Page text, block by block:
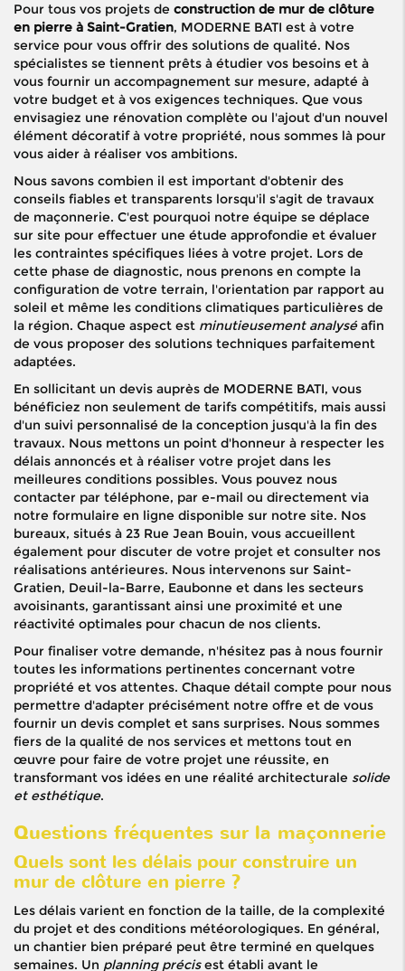
Pour tous vos projets de construction de mur de clôture
en pierre à Saint-Gratien, MODERNE BATI est à votre
service pour vous offrir des solutions de qualité. Nos
spécialistes se tiennent prêts à étudier vos besoins et à
vous fournir un accompagnement sur mesure, adapté à
votre budget et à vos exigences techniques. Que vous
envisagiez une rénovation complète ou l'ajout d'un nouvel
élément décoratif à votre propriété, nous sommes là pour
vous aider à réaliser vos ambitions.
Nous savons combien il est important d'obtenir des
conseils fiables et transparents lorsqu'il s'agit de travaux
de maçonnerie. C'est pourquoi notre équipe se déplace
sur site pour effectuer une étude approfondie et évaluer
les contraintes spécifiques liées à votre projet. Lors de
cette phase de diagnostic, nous prenons en compte la
configuration de votre terrain, l'orientation par rapport au
soleil et même les conditions climatiques particulières de
la région. Chaque aspect est minutieusement analyséafin
de vous proposer des solutions techniques parfaitement
adaptées.
En sollicitant un devis auprès de MODERNE BATI, vous
bénéficiez non seulement de tarifs compétitifs, mais aussi
d'un suivi personnalisé de la conception jusqu'à la fin des
travaux. Nous mettons un point d'honneur à respecter les
délais annoncés et à réaliser votre projet dans les
meilleures conditions possibles. Vous pouvez nous
contacter par téléphone, par e-mail ou directement via
notre formulaire en ligne disponible sur notre site. Nos
bureaux, situés à 23 Rue Jean Bouin, vous accueillent
également pour discuter de votre projet et consulter nos
réalisations antérieures. Nous intervenons sur Saint-
Gratien, Deuil-la-Barre, Eaubonne et dans les secteurs
avoisinants, garantissant ainsi une proximité et une
réactivité optimales pour chacun de nos clients.
Pour finaliser votre demande, n'hésitez pas à nous fournir
toutes les informations pertinentes concernant votre
propriété et vos attentes. Chaque détail compte pour nous
permettre d'adapter précisément notre offre et de vous
fournir un devis complet et sans surprises. Nous sommes
fiers de la qualité de nos services et mettons tout en
œuvre pour faire de votre projet une réussite, en
transformant vos idées en une réalité architecturale solide
et esthétique.
Questions fréquentes sur la maçonnerie
Quels sont les délais pour construire un
mur de clôture en pierre ?
Les délais varient en fonction de la taille, de la complexité
du projet et des conditions météorologiques. En général,
un chantier bien préparé peut être terminé en quelques
semaines. Un planning précisest établi avant le